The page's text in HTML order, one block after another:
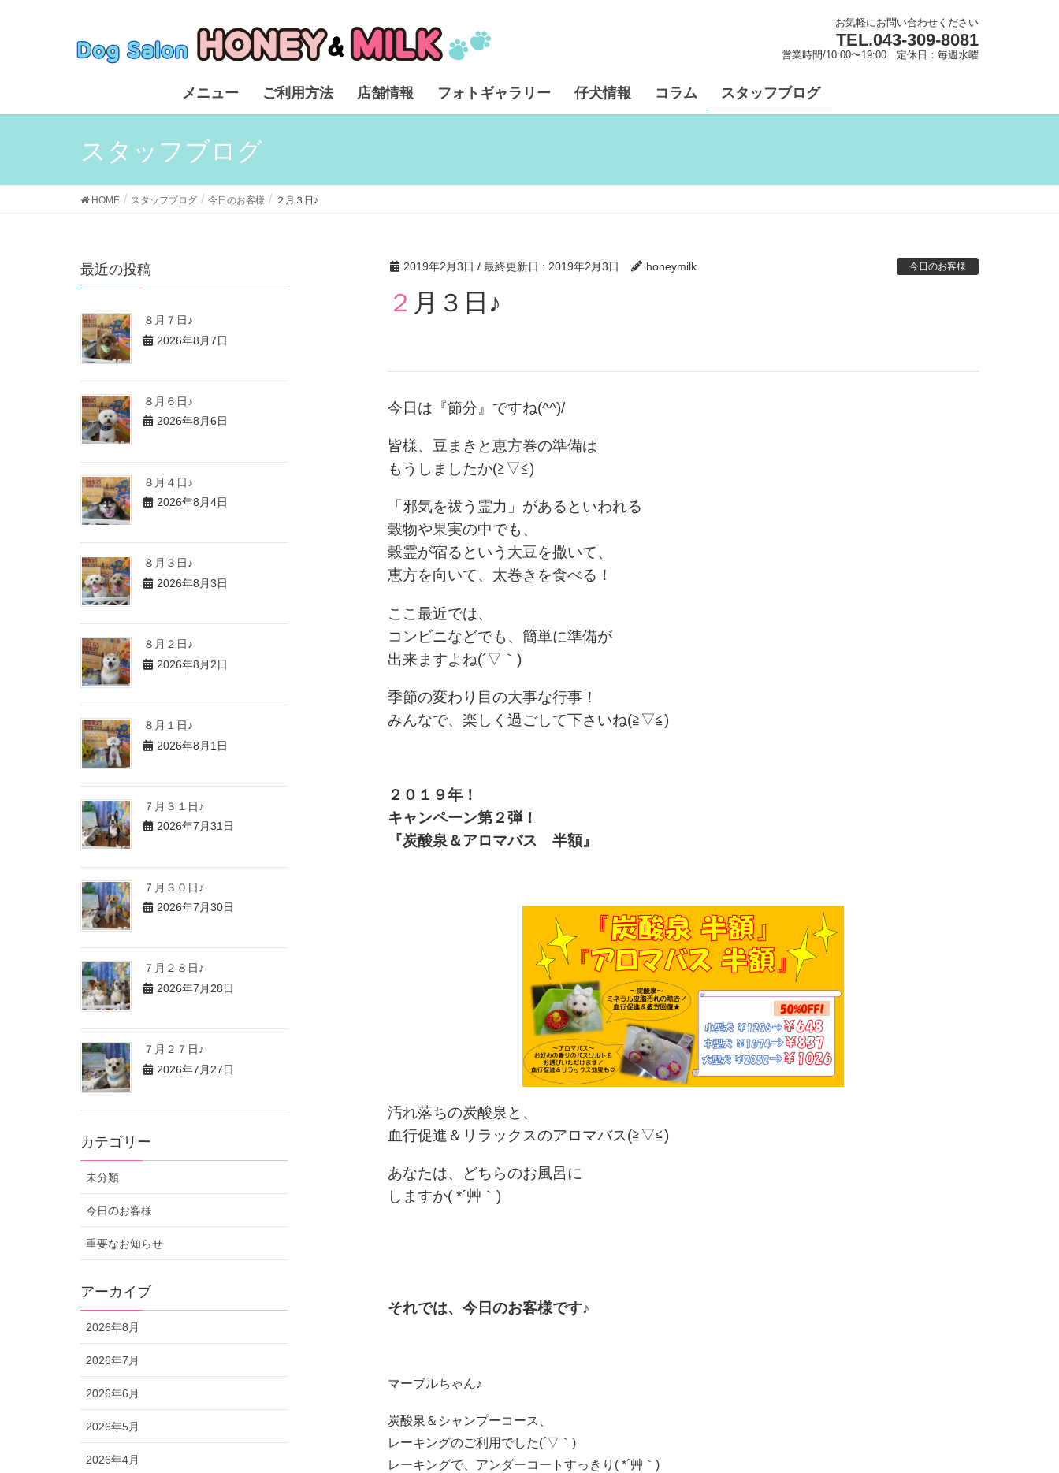
お気軽にお問い合わせください
TEL.043-309-8081
営業時間/10:00〜19:00 定休日：毎週水曜
メニュー ご利用方法 店舗情報 フォトギャラリー 仔犬情報 コラム スタッフブログ
スタッフブログ
HOME スタッフブログ 今日のお客様 ２月３日♪
2019年2月3日 / 最終更新日 : 2019年2月3日 honeymilk 今日のお客様
２月３日♪
今日は『節分』ですね(^^)/
皆様、豆まきと恵方巻の準備は
もうしましたか(≧▽≦)
「邪気を祓う霊力」があるといわれる
穀物や果実の中でも、
穀霊が宿るという大豆を撒いて、
恵方を向いて、太巻きを食べる！
ここ最近では、
コンビニなどでも、簡単に準備が
出来ますよね(´▽｀)
季節の変わり目の大事な行事！
みんなで、楽しく過ごして下さいね(≧▽≦)
２０１９年！
キャンペーン第２弾！
『炭酸泉＆アロマバス 半額』
汚れ落ちの炭酸泉と、
血行促進＆リラックスのアロマバス(≧▽≦)
あなたは、どちらのお風呂に
しますか( *´艸｀)
それでは、今日のお客様です♪
マーブルちゃん♪
炭酸泉＆シャンプーコース、
レーキングのご利用でした(´▽｀)
レーキングで、アンダーコートすっきり( *´艸｀)
最近の投稿
８月７日♪
2026年8月7日
８月６日♪
2026年8月6日
８月４日♪
2026年8月4日
８月３日♪
2026年8月3日
８月２日♪
2026年8月2日
８月１日♪
2026年8月1日
７月３１日♪
2026年7月31日
７月３０日♪
2026年7月30日
７月２８日♪
2026年7月28日
７月２７日♪
2026年7月27日
カテゴリー
未分類
今日のお客様
重要なお知らせ
アーカイブ
2026年8月
2026年7月
2026年6月
2026年5月
2026年4月